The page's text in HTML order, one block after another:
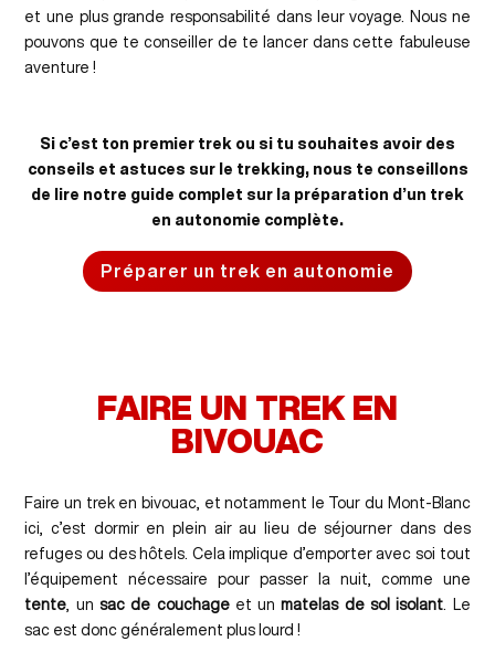
et une plus grande responsabilité dans leur voyage. Nous ne
pouvons que te conseiller de te lancer dans cette fabuleuse
aventure !
Si c’est ton premier trek ou si tu souhaites avoir des
conseils et astuces sur le trekking, nous te conseillons
de lire notre guide complet sur la préparation d’un trek
en autonomie complète.
Préparer un trek en autonomie
FAIRE UN TREK EN
BIVOUAC
Faire un trek en bivouac, et notamment le Tour du Mont-Blanc
ici, c’est dormir en plein air au lieu de séjourner dans des
refuges ou des hôtels. Cela implique d’emporter avec soi tout
l’équipement nécessaire pour passer la nuit, comme une
tente , un sac de couchageet unmatelas de sol isolant . Le
sac est donc généralement plus lourd !